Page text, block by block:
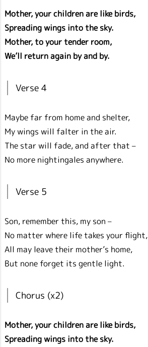
Mother, your children are like birds,
Spreading wings into the sky.
Mother, to your tender room,
We’ll return again by and by.
Verse 4
Maybe far from home and shelter,
My wings will falter in the air.
The star will fade, and after that –
No more nightingales anywhere.
Verse 5
Son, remember this, my son –
No matter where life takes your flight,
All may leave their mother’s home,
But none forget its gentle light.
Chorus (x2)
Mother, your children are like birds,
Spreading wings into the sky.